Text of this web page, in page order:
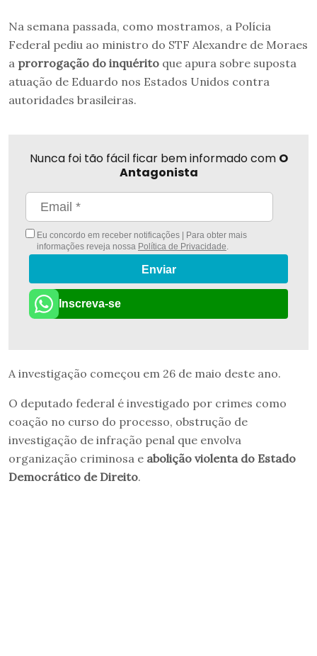
Na semana passada, como mostramos, a Polícia
Federal pediu ao ministro do STF Alexandre de Moraes
a prorrogação do inquérito que apura sobre suposta
atuação de Eduardo nos Estados Unidos contra
autoridades brasileiras.
Nunca foi tão fácil ficar bem informado com O
Antagonista
Eu concordo em receber notificações | Para obter mais
informações reveja nossa Política de Privacidade.
Enviar
Inscreva-se
A investigação começou em 26 de maio deste ano.
O deputado federal é investigado por crimes como
coação no curso do processo, obstrução de
investigação de infração penal que envolva
organização criminosa e abolição violenta do Estado
Democrático de Direito.